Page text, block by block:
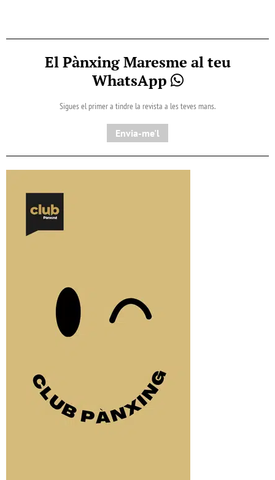
El Pànxing Maresme al teu
WhatsApp
Sigues el primer a tindre la revista a les teves mans.
Envia-me'l